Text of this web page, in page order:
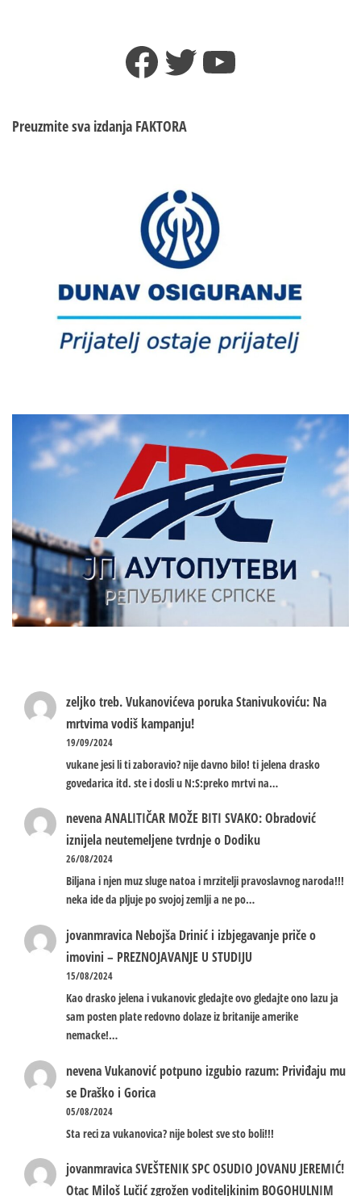
Facebook
TwitterYouTube
Preuzmite sva izdanja FAKTORA
zeljko treb.Vukanovićeva poruka Stanivukoviću: Na
mrtvima vodiš kampanju!
19/09/2024
vukane jesi li ti zaboravio? nije davno bilo! ti jelena drasko
govedarica itd. ste i dosli u N:S:preko mrtvi na…
nevenaANALITIČAR MOŽE BITI SVAKO: Obradović
iznijela neutemeljene tvrdnje o Dodiku
26/08/2024
Biljana i njen muz sluge natoa i mrzitelji pravoslavnog naroda!!!
neka ide da pljuje po svojoj zemlji a ne po…
jovanmravica Nebojša Drinić i izbjegavanje priče o
imovini – PREZNOJAVANJE U STUDIJU
15/08/2024
Kao drasko jelena i vukanovic gledajte ovo gledajte ono lazu ja
sam posten plate redovno dolaze iz britanije amerike
nemacke!…
nevenaVukanović potpuno izgubio razum: Priviđaju mu
se Draško i Gorica
05/08/2024
Sta reci za vukanovica? nije bolest sve sto boli!!!
jovanmravicaSVEŠTENIK SPC OSUDIO JOVANU JEREMIĆ!
Otac Miloš Lučić zgrožen voditeljkinim BOGOHULNIM